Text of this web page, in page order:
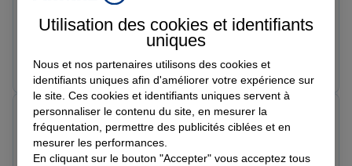
Je tien a remercier Nadine pour sa gentillesse et son
écoute, encore merci !
Prendre un RDV Voir l'agence
Note de 5 sur 5
Le 11/02/2026 - Agence MESNIL SAINT DENIS
Christophe V.
Utilisation des cookies et identifiants
uniques
Nous et nos partenaires utilisons des cookies et
identifiants uniques afin d'améliorer votre expérience sur
le site. Ces cookies et identifiants uniques servent à
personnaliser le contenu du site, en mesurer la
fréquentation, permettre des publicités ciblées et en
mesurer les performances.
En cliquant sur le bouton "Accepter" vous acceptez tous